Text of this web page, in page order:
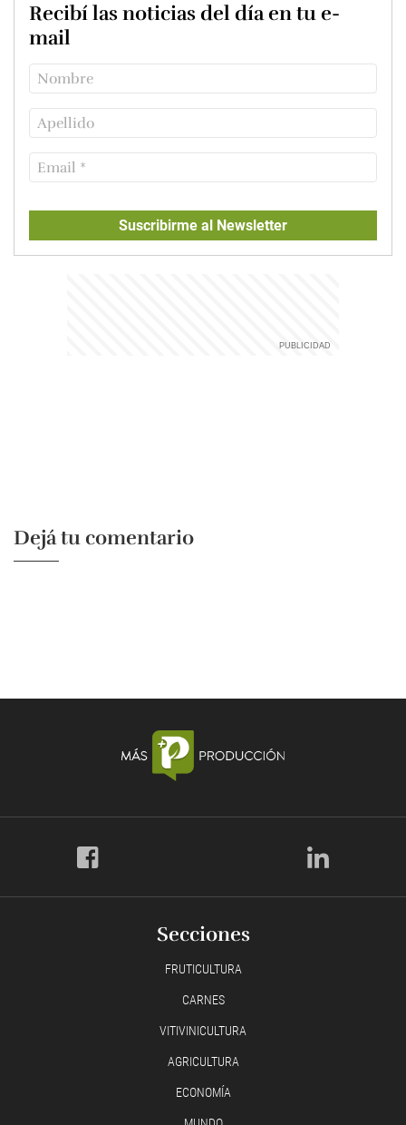
Recibí las noticias del día en tu e-
mail
Suscribirme al Newsletter
Dejá tu comentario
Secciones
FRUTICULTURA
CARNES
VITIVINICULTURA
AGRICULTURA
ECONOMÍA